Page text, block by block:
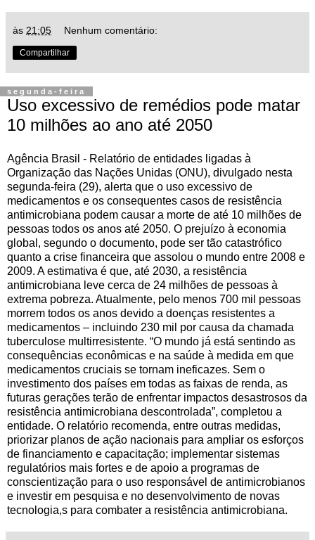
às 21:05 Nenhum comentário:
Compartilhar
segunda-feira
Uso excessivo de remédios pode matar
10 milhões ao ano até 2050
Agência Brasil - Relatório de entidades ligadas à
Organização das Nações Unidas (ONU), divulgado nesta
segunda-feira (29), alerta que o uso excessivo de
medicamentos e os consequentes casos de resistência
antimicrobiana podem causar a morte de até 10 milhões de
pessoas todos os anos até 2050. O prejuízo à economia
global, segundo o documento, pode ser tão catastrófico
quanto a crise financeira que assolou o mundo entre 2008 e
2009. A estimativa é que, até 2030, a resistência
antimicrobiana leve cerca de 24 milhões de pessoas à
extrema pobreza. Atualmente, pelo menos 700 mil pessoas
morrem todos os anos devido a doenças resistentes a
medicamentos – incluindo 230 mil por causa da chamada
tuberculose multirresistente. “O mundo já está sentindo as
consequências econômicas e na saúde à medida em que
medicamentos cruciais se tornam ineficazes. Sem o
investimento dos países em todas as faixas de renda, as
futuras gerações terão de enfrentar impactos desastrosos da
resistência antimicrobiana descontrolada”, completou a
entidade. O relatório recomenda, entre outras medidas,
priorizar planos de ação nacionais para ampliar os esforços
de financiamento e capacitação; implementar sistemas
regulatórios mais fortes e de apoio a programas de
conscientização para o uso responsável de antimicrobianos
e investir em pesquisa e no desenvolvimento de novas
tecnologia,s para combater a resistência antimicrobiana.